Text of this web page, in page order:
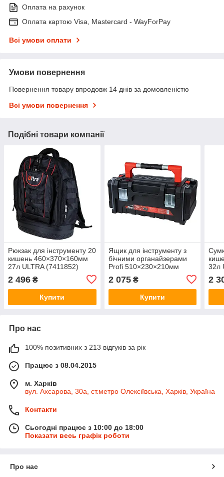
Оплата на рахунок
Оплата картою Visa, Mastercard - WayForPay
Всі умови оплати
Умови повернення
Повернення товару впродовж 14 днів за домовленістю
Всі умови повернення
Подібні товари компанії
Рюкзак для інструменту 20
кишень 460×370×160мм
27л ULTRA (7411852)
2 496 ₴
Купити
Ящик для інструменту з
бічними органайзерами
Profi 510×230×210мм
2 075₴
Купити
32л
2
Про нас
100% позитивних з 213 відгуків за рік
Працює з 08.04.2015
м. Харків
вул. Ахсарова, 30а, ст.метро Олексіївська, Харків, Україна
Контакти
Сьогодні працює з 10:00 до 18:00
Показати весь графік роботи
Про нас